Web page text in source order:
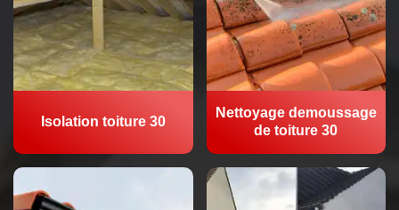
Isolation toiture 30
Nettoyage demoussage
de toiture 30